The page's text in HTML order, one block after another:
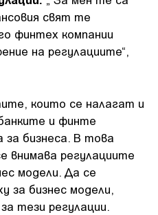
свят те
финтех компании
на регулациите“,
които се налагат и
и финте
за бизнеса. В това
внимава регулациите
модели. Да се
за бизнес модели,
тези регулации.